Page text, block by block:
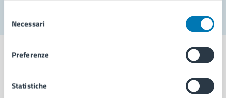
delNecessari
Preferenze
StatisticheComune di Napoli